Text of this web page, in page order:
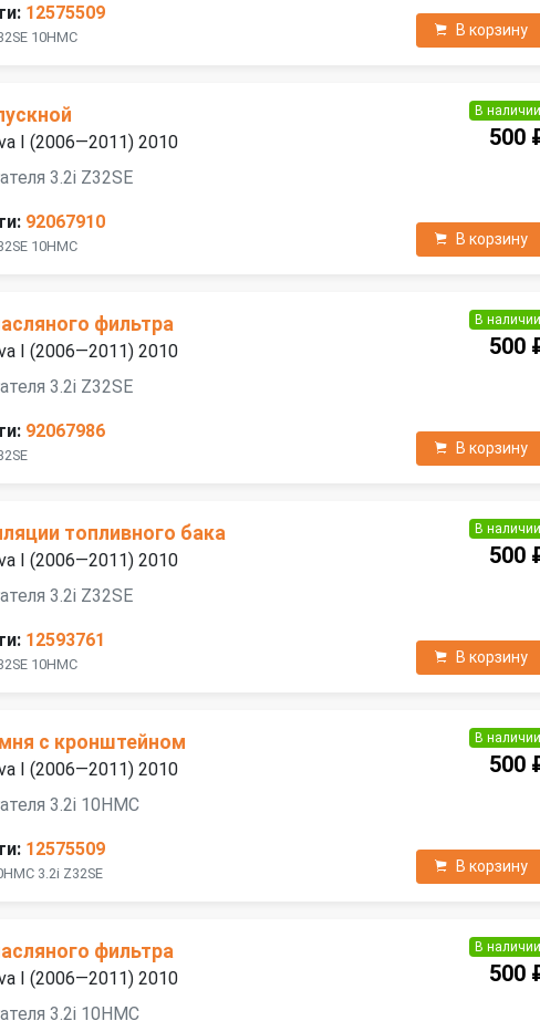
12575509
10HMC В корзину
I (2006—2011) 2010
3.2i Z32SE
92067910
10HMC
В наличии
500
В корзину
фильтра
I (2006—2011) 2010
3.2i Z32SE
92067986
В наличии
500
В корзину
топливного бака
I (2006—2011) 2010
3.2i Z32SE
12593761
10HMC
В наличии
500
В корзину
с кронштейном
I (2006—2011) 2010
3.2i 10HMC
12575509
3.2i Z32SE
В наличии
500
В корзину
фильтра
I (2006—2011) 2010
3.2i 10HMC
В наличии
500